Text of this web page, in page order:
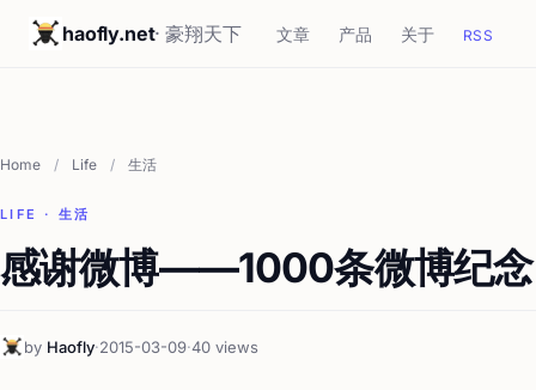
haofly.net· 豪翔天下 文章 产品 关于 RSS
Home / Life / 生活
LIFE · 生活
感谢微博——1000条微博纪念
by Haofly·2015-03-09·40 views